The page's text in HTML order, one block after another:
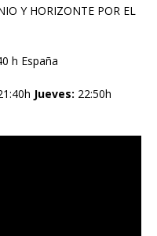
Y HORIZONTE POR EL
h España
Jueves: 22:50h